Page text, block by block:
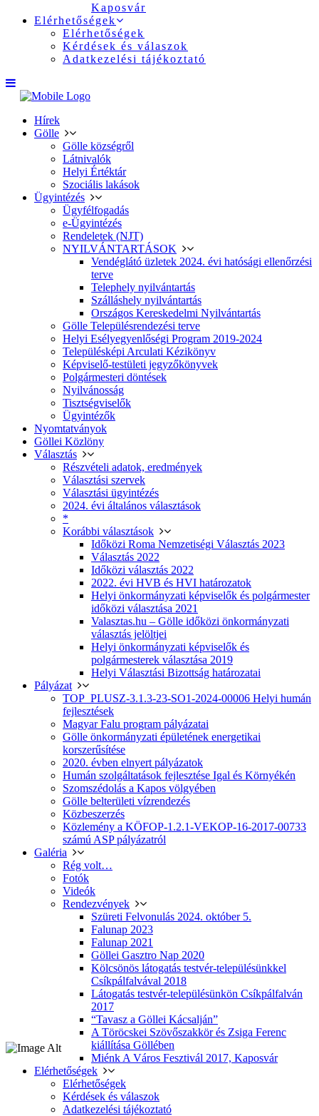
Kaposvár
Elérhetőségek
Elérhetőségek
Kérdések és válaszok
Adatkezelési tájékoztató
Hírek
Gölle
Gölle községről
Látnivalók
Helyi Értéktár
Szociális lakások
Ügyintézés
Ügyfélfogadás
e-Ügyintézés
Rendeletek (NJT)
NYILVÁNTARTÁSOK
Vendéglátó üzletek 2024. évi hatósági ellenőrzési
terve
Telephely nyilvántartás
Szálláshely nyilvántartás
Országos Kereskedelmi Nyilvántartás
Gölle Településrendezési terve
Helyi Esélyegyenlőségi Program 2019-2024
Településképi Arculati Kézikönyv
Képviselő-testületi jegyzőkönyvek
Polgármesteri döntések
Nyilvánosság
Tisztségviselők
Ügyintézők
Nyomtatványok
Göllei Közlöny
Választás
Részvételi adatok, eredmények
Választási szervek
Választási ügyintézés
2024. évi általános választások
*
Korábbi választások
Időközi Roma Nemzetiségi Választás 2023
Választás 2022
Időközi választás 2022
2022. évi HVB és HVI határozatok
Helyi önkormányzati képviselők és polgármester
időközi választása 2021
Valasztas.hu – Gölle időközi önkormányzati
választás jelöltjei
Helyi önkormányzati képviselők és
polgármesterek választása 2019
Helyi Választási Bizottság határozatai
Pályázat
TOP_PLUSZ-3.1.3-23-SO1-2024-00006 Helyi humán
fejlesztések
Magyar Falu program pályázatai
Gölle önkormányzati épületének energetikai
korszerűsítése
2020. évben elnyert pályázatok
Humán szolgáltatások fejlesztése Igal és Környékén
Szomszédolás a Kapos völgyében
Gölle belterületi vízrendezés
Közbeszerzés
Közlemény a KÖFOP-1.2.1-VEKOP-16-2017-00733
számú ASP pályázatról
Galéria
Rég volt…
Fotók
Videók
Rendezvények
Szüreti Felvonulás 2024. október 5.
Falunap 2023
Falunap 2021
Göllei Gasztro Nap 2020
Kölcsönös látogatás testvér-településünkkel
Csíkpálfalvával 2018
Látogatás testvér-településünkön Csíkpálfalván
2017
“Tavasz a Göllei Kácsalján”
A Töröcskei Szövőszakkör és Zsiga Ferenc
kiállítása Göllében
Miénk A Város Fesztivál 2017, Kaposvár
Elérhetőségek
Elérhetőségek
Kérdések és válaszok
Adatkezelési tájékoztató